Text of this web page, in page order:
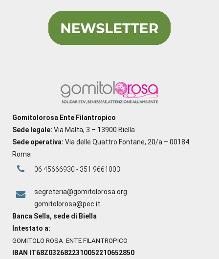
Gomitolorosa Ente Filantropico
Sede legale: Via Malta, 3 – 13900 Biella
Sede operativa: Via delle Quattro Fontane, 20/a – 00184
Roma
06 45666930 - 351 9661003
segreteria@gomitolorosa.org
gomitolorosa@pec.it
Banca Sella, sede di Biella
Intestato a:
GOMITOLO ROSA ENTE FILANTROPICO
IBAN IT68Z0326822310052210652850